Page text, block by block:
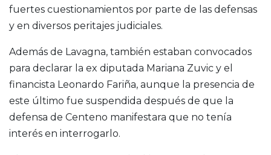
fuertes cuestionamientos por parte de las defensas
y en diversos peritajes judiciales.
Además de Lavagna, también estaban convocados
para declarar la ex diputada Mariana Zuvic y el
financista Leonardo Fariña, aunque la presencia de
este último fue suspendida después de que la
defensa de Centeno manifestara que no tenía
interés en interrogarlo.